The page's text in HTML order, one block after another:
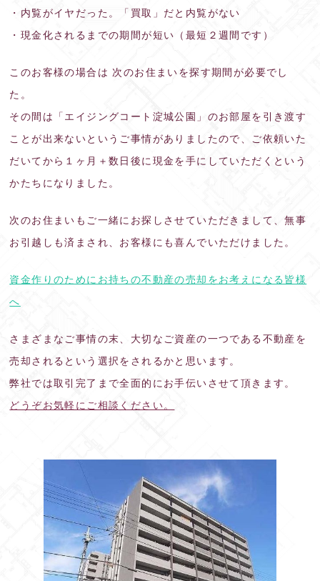
・内覧がイヤだった。「買取」だと内覧がない
・現金化されるまでの期間が短い（最短２週間です）
このお客様の場合は 次のお住まいを探す期間が必要でし
た。
その間は「エイジングコート淀城公園」のお部屋を引き渡す
ことが出来ないというご事情がありましたので、ご依頼いた
だいてから１ヶ月＋数日後に現金を手にしていただくという
かたちになりました。
次のお住まいもご一緒にお探しさせていただきまして、無事
お引越しも済まされ、お客様にも喜んでいただけました。
資金作りのためにお持ちの不動産の売却をお考えになる皆様
へ
さまざまなご事情の末、大切なご資産の一つである不動産を
売却されるという選択をされるかと思います。
弊社では取引完了まで全面的にお手伝いさせて頂きます。
どうぞお気軽にご相談ください。